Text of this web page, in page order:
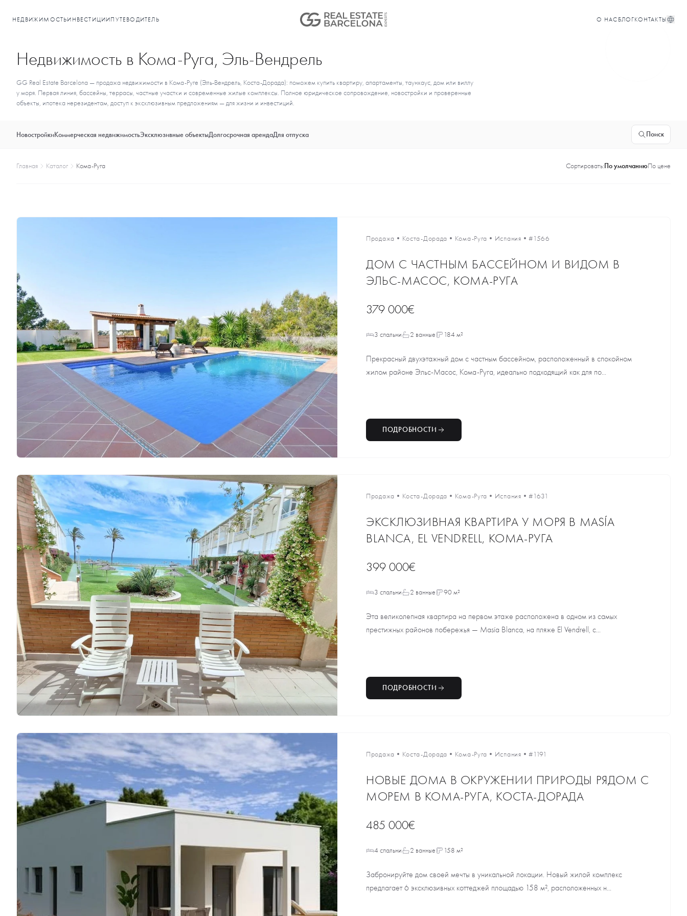
НЕДВИЖИМОСТЬИНВЕСТИЦИИПУТЕВОДИТЕЛЬ О НАС БЛОГКОНТАКТЫ
Недвижимость в Кома-Руга, Эль-Вендрель
GG Real Estate Barcelona — продажа недвижимости в Кома-Руге (Эль-Вендрель, Коста-Дорада): поможем купить квартиру, апартаменты, таунхаус, дом или виллу
у моря. Первая линия, бассейны, террасы, частные участки и современные жилые комплексы. Полное юридическое сопровождение, новостройки и проверенные
объекты, ипотека нерезидентам, доступ к эксклюзивным предложениям — для жизни и инвестиций.
НовостройкиКоммерческая недвижимостьЭксклюзивные объектыДолгосрочная арендаДля отпуска Поиск
Главная Каталог Кома-Руга Сортировать:По умолчаниюПо цене
Продажа • Коста-Дорада • Кома-Руга • Испания •#1566
ДОМ С ЧАСТНЫМ БАССЕЙНОМ И ВИДОМ В
ЭЛЬС-МАСОС, КОМА-РУГА
379 000€
3 спальни 2 ванные 184 м²
Прекрасный двухэтажный дом с частным бассейном, расположенный в спокойном
жилом районе Эльс-Масос, Кома-Руга, идеально подходящий как для по...
ПОДРОБНОСТИ
Продажа • Коста-Дорада • Кома-Руга • Испания •#1631
ЭКСКЛЮЗИВНАЯ КВАРТИРА У МОРЯ В MASÍA
BLANCA, EL VENDRELL, КОМА-РУГА
399 000€
3 спальни 2 ванные 90 м²
Эта великолепная квартира на первом этаже расположена в одном из самых
престижных районов побережья — Masía Blanca, на пляже El Vendrell, с...
ПОДРОБНОСТИ
Продажа • Коста-Дорада • Кома-Руга • Испания •#1191
НОВЫЕ ДОМА В ОКРУЖЕНИИ ПРИРОДЫ РЯДОМ С
МОРЕМ В КОМА-РУГА, КОСТА-ДОРАДА
485 000€
4 спальни 2 ванные 158 м²
Забронируйте дом своей мечты в уникальной локации. Новый жилой комплекс
предлагает 6 эксклюзивных коттеджей площадью 158 м², расположенных н...